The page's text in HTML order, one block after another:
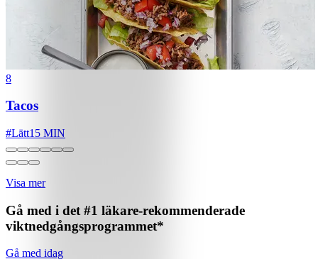
8
Tacos
#Lätt15 MIN
Visa mer
Gå med i det #1 läkare-rekommenderade
viktnedgångsprogrammet*
Gå med idag